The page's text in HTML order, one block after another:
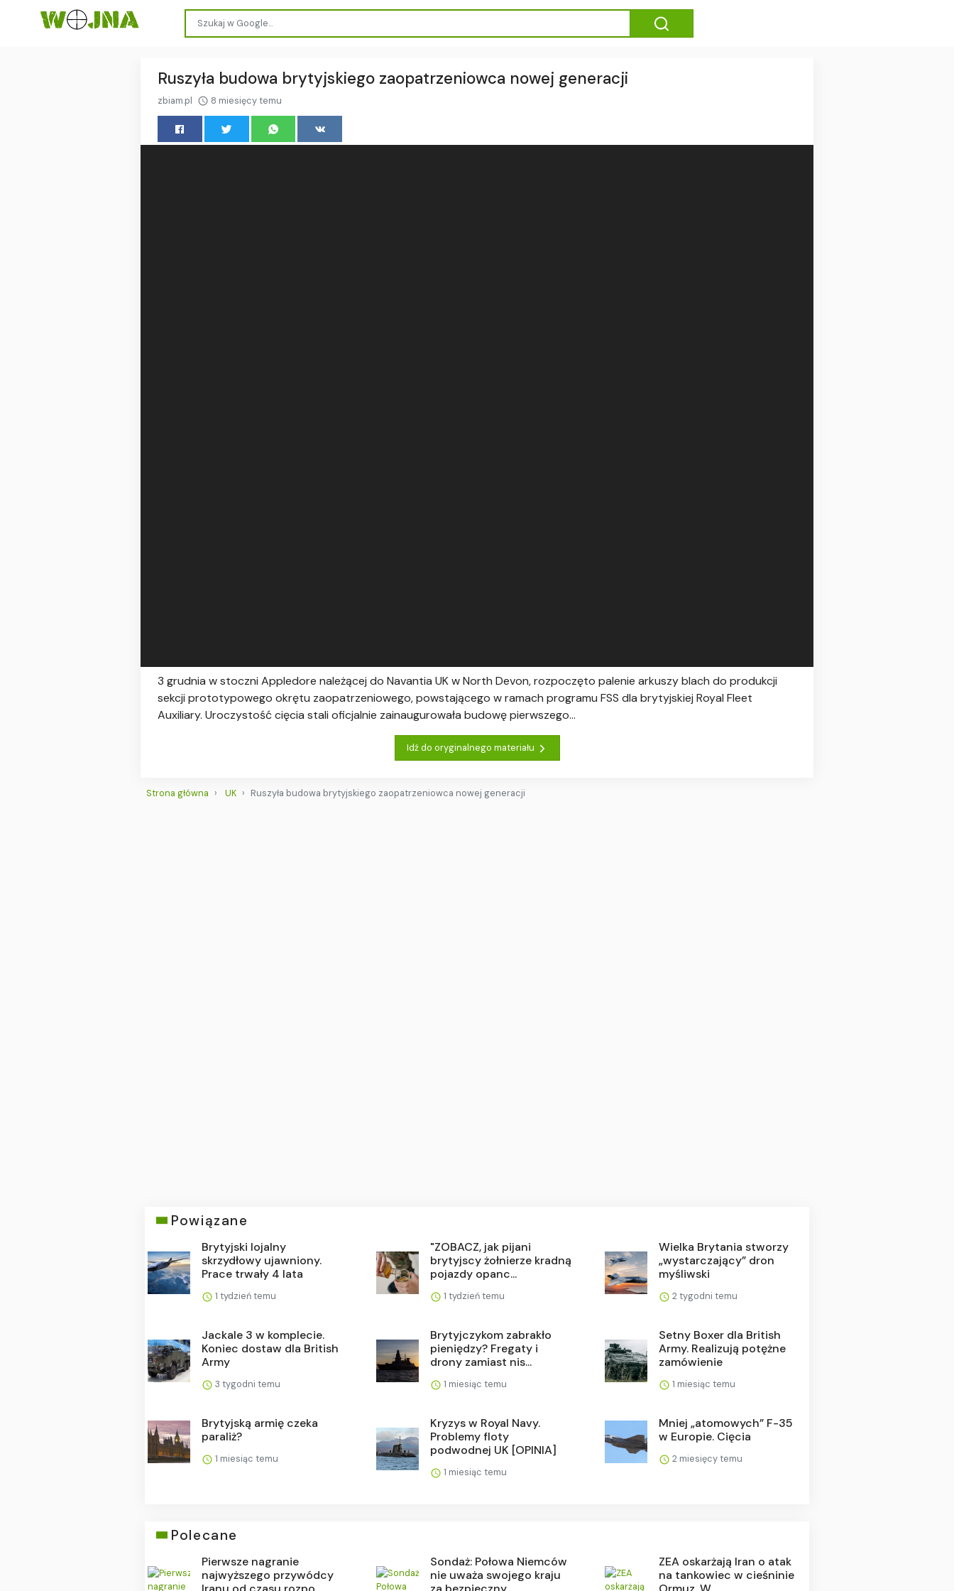
Ruszyła budowa brytyjskiego zaopatrzeniowca nowej generacji
zbiam.pl 8 miesięcy temu
3 grudnia w stoczni Appledore należącej do Navantia UK w North Devon, rozpoczęto palenie arkuszy blach do produkcji
sekcji prototypowego okrętu zaopatrzeniowego, powstającego w ramach programu FSS dla brytyjskiej Royal Fleet
Auxiliary. Uroczystość cięcia stali oficjalnie zainaugurowała budowę pierwszego...
Idź do oryginalnego materiału
Strona główna UK Ruszyła budowa brytyjskiego zaopatrzeniowca nowej generacji
Powiązane
Brytyjski lojalny
skrzydłowy ujawniony.
Prace trwały 4 lata
1 tydzień temu
"ZOBACZ, jak pijani
brytyjscy żołnierze kradną
pojazdy opanc...
1 tydzień temu
Wielka Brytania stworzy
„wystarczający” dron
myśliwski
2 tygodni temu
Jackale 3 w komplecie.
Koniec dostaw dla British
Army
3 tygodni temu
Brytyjczykom zabrakło
pieniędzy? Fregaty i
drony zamiast nis...
1 miesiąc temu
Setny Boxer dla British
Army. Realizują potężne
zamówienie
1 miesiąc temu
Brytyjską armię czeka
paraliż?
1 miesiąc temu
Kryzys w Royal Navy.
Problemy floty
podwodnej UK [OPINIA]
1 miesiąc temu
Mniej „atomowych” F-35
w Europie. Cięcia
2 miesięcy temu
Polecane
Pierwsze nagranie
najwyższego przywódcy
Sondaż: Połowa Niemców
nie uważa swojego kraju
ZEA oskarżają Iran o atak
na tankowiec w cieśninie